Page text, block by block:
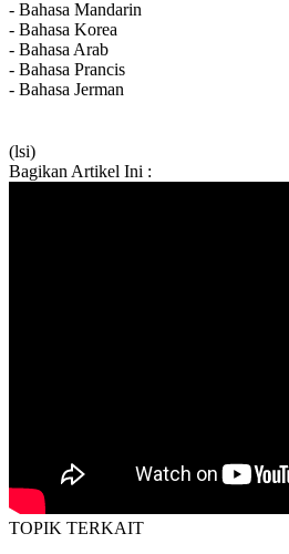
- Bahasa Mandarin
- Bahasa Korea
- Bahasa Arab
- Bahasa Prancis
- Bahasa Jerman
(lsi)
Bagikan Artikel Ini :
TOPIK TERKAIT